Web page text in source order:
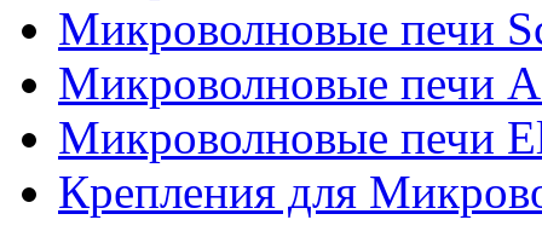
Микроволновые печи
Микроволновые печи
Микроволновые печи
Крепления для